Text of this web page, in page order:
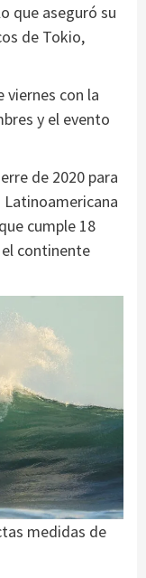
que aseguró su
de Tokio,
viernes con la
y el evento
de 2020 para
cumple 18
continente
medidas de